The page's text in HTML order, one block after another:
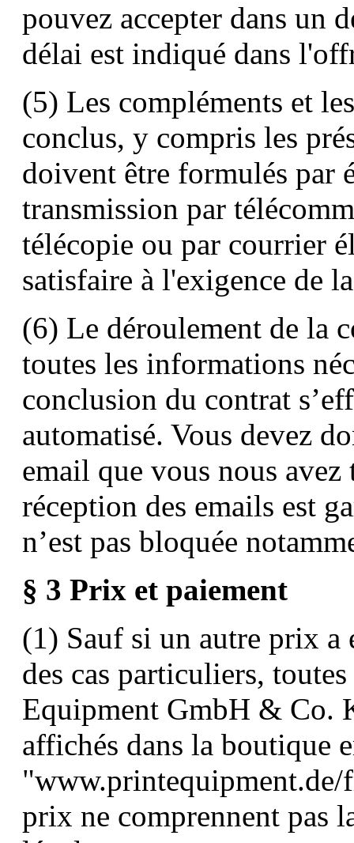
pouvez accepter dans un
délai est indiqué dans
(5) Les compléments et
conclus, y compris les
doivent être formulés par
transmission par
télécopie ou par courrier
satisfaire à l'exigence de
(6) Le déroulement de la
toutes les informations
conclusion du contrat
automatisé. Vous devez
email que vous nous avez
réception des emails est
n’est pas bloquée
§ 3 Prix et paiement
(1) Sauf si un autre prix a
des cas particuliers,
Equipment GmbH & Co.
affichés dans la boutique
prix ne comprennent pas